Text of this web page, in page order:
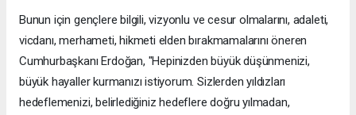
Bunun için gençlere bilgili, vizyonlu ve cesur olmalarını, adaleti,
vicdanı, merhameti, hikmeti elden bırakmamalarını öneren
Cumhurbaşkanı Erdoğan, "Hepinizden büyük düşünmenizi,
büyük hayaller kurmanızı istiyorum. Sizlerden yıldızları
hedeflemenizi, belirlediğiniz hedeflere doğru yılmadan,